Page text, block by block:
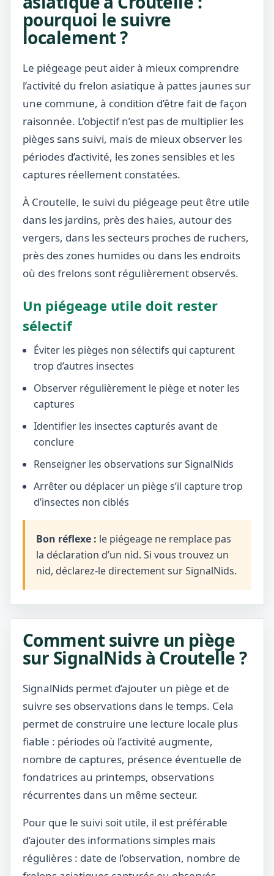
pourquoi le suivre
localement ?
Le piégeage peut aider à mieux comprendre
l’activité du frelon asiatique à pattes jaunes sur
une commune, à condition d’être fait de façon
raisonnée. L’objectif n’est pas de multiplier les
pièges sans suivi, mais de mieux observer les
périodes d’activité, les zones sensibles et les
captures réellement constatées.
À Croutelle, le suivi du piégeage peut être utile
dans les jardins, près des haies, autour des
vergers, dans les secteurs proches de ruchers,
près des zones humides ou dans les endroits
où des frelons sont régulièrement observés.
Un piégeage utile doit rester
sélectif
Éviter les pièges non sélectifs qui capturent
trop d’autres insectes
Observer régulièrement le piège et noter les
captures
Identifier les insectes capturés avant de
conclure
Renseigner les observations sur SignalNids
Arrêter ou déplacer un piège s’il capture trop
d’insectes non ciblés
Bon réflexe : le piégeage ne remplace pas
la déclaration d’un nid. Si vous trouvez un
nid, déclarez-le directement sur SignalNids.
Comment suivre un piège
sur SignalNids à Croutelle ?
SignalNids permet d’ajouter un piège et de
suivre ses observations dans le temps. Cela
permet de construire une lecture locale plus
fiable : périodes où l’activité augmente,
nombre de captures, présence éventuelle de
fondatrices au printemps, observations
récurrentes dans un même secteur.
Pour que le suivi soit utile, il est préférable
d’ajouter des informations simples mais
régulières : date de l’observation, nombre de